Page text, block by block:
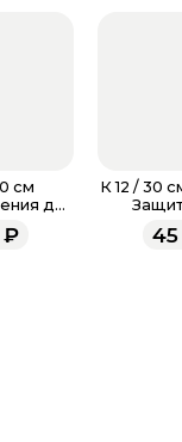
см
для
К 12 / 30
45